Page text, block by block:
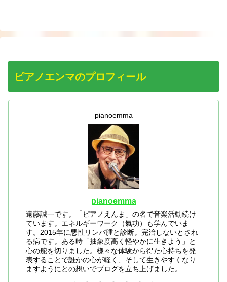
ピアノエンマのプロフィール
pianoemma
pianoemma
遠藤誠一です。「ピアノえんま」の名で音楽活動続け
ています。エネルギーワーク（氣功）も学んでいま
す。2015年に悪性リンパ腫と診断。完治しないとされ
る病です。ある時「抽象度高く軽やかに生きよう」と
心の舵を切りました。様々な体験から得た心持ちを発
表することで誰かの心が軽く、そして生きやすくなり
ますようにとの想いでブログを立ち上げました。